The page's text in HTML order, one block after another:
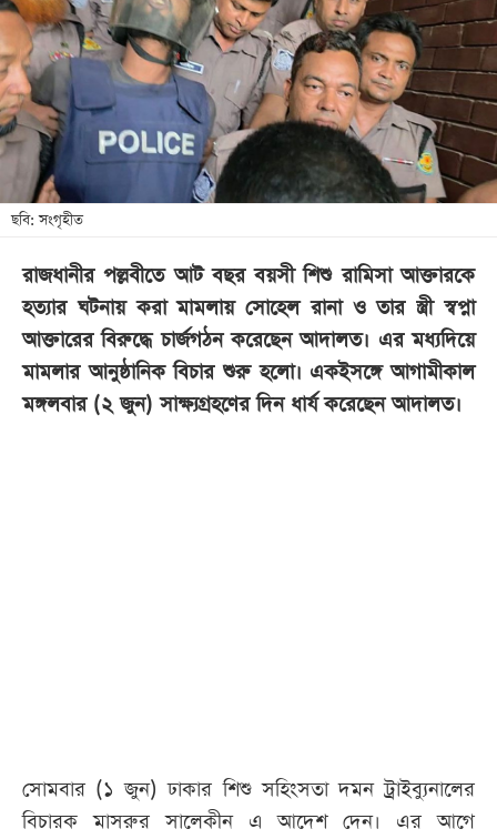
খেলা
বিনোদন
লাইফ
স্টাইল
শিক্ষা
তথ্যপ্রযুক্তি
বিভাগ
ছবি
ভিডিও
ছবি: সংগৃহীত
রাজধানীর পল্লবীতে আট বছর বয়সী শিশু রামিসা আক্তারকে
হত্যার ঘটনায় করা মামলায় সোহেল রানা ও তার স্ত্রী স্বপ্না
আক্তারের বিরুদ্ধে চার্জগঠন করেছেন আদালত। এর মধ্যদিয়ে
মামলার আনুষ্ঠানিক বিচার শুরু হলো। একইসঙ্গে আগামীকাল
মঙ্গলবার (২ জুন) সাক্ষ্যগ্রহণের দিন ধার্য করেছেন আদালত।
সোমবার (১ জুন) ঢাকার শিশু সহিংসতা দমন ট্রাইব্যুনালের
বিচারক মাসরুর সালেকীন এ আদেশ দেন। এর আগে